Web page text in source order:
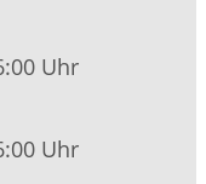
Uhr
Uhr